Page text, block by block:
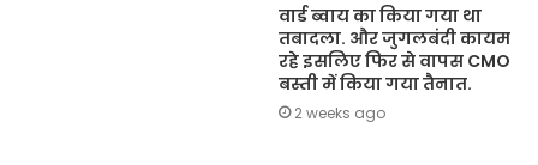
वार्ड ब्वाय का किया गया था
तबादला. और जुगलबंदी कायम
रहे इसलिए फिर से वापस CMO
बस्ती में किया गया तैनात.
2 weeks ago